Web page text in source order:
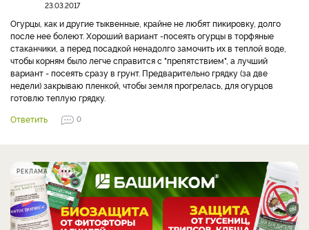
23.03.2017
Огурцы, как и другие тыквенные, крайне не любят пикировку, долго
после нее болеют. Хороший вариант -посеять огурцы в торфяные
стаканчики, а перед посадкой ненадолго замочить их в теплой воде,
чтобы корням было легче справится с "препятствием", а лучший
вариант - посеять сразу в грунт. Предварительно грядку (за две
недели) закрываю пленкой, чтобы земля прогрелась, для огурцов
готовлю теплую грядку.
Ответить
0
РЕКЛАМА